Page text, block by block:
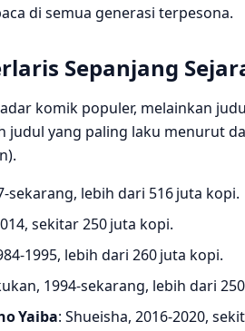
di semua generasi terpesona.
Sepanjang
komik populer, melainkan
judul yang paling laku menurut
lebih dari 516 juta kopi.
sekitar 250 juta kopi.
lebih dari 260 juta kopi.
1994‑sekarang, lebih dari
Yaiba: Shueisha, 2016‑2020,